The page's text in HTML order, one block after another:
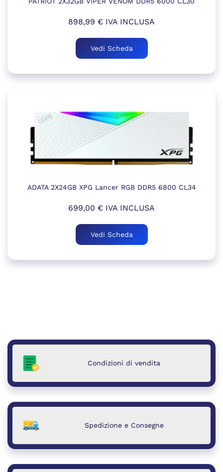
898,99 € IVA INCLUSA
Vedi Scheda
ADATA 2X24GB XPG Lancer RGB DDR5 6800 CL34
699,00 € IVA INCLUSA
Vedi Scheda
Condizioni di vendita
Spedizione e Consegne